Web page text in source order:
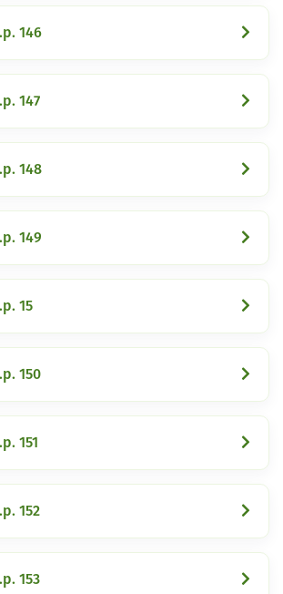
146
147
148
149
15
150
151
152
153